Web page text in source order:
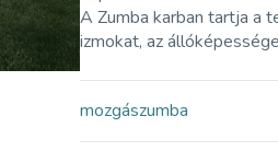
A Zumba karban tartja a
izmokat, az
mozgászumba